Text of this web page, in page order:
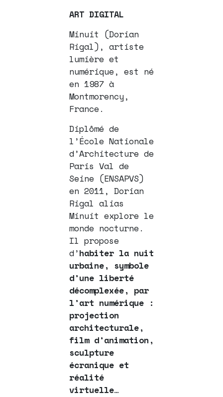
ART DIGITAL
Minuit (Dorian
Rigal), artiste
lumière et
numérique, est né
en 1987 à
Montmorency,
France.
Diplômé de
l’École Nationale
d’Architecture de
Paris Val de
Seine (ENSAPVS)
en 2011, Dorian
Rigal alias
Minuit explore le
monde nocturne.
Il propose
d’habiter la nuit
urbaine, symbole
d’une liberté
décomplexée, par
l’art numérique :
projection
architecturale,
film d’animation,
sculpture
écranique et
réalité
virtuelle…